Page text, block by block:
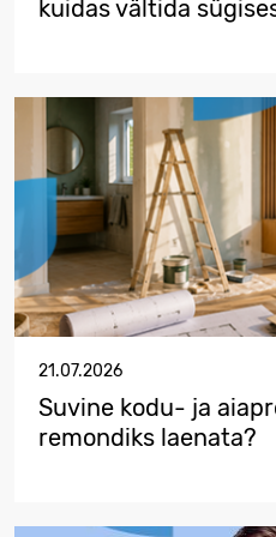
kuidas vältida
21.07.2026
Suvine kodu- ja
remondiks laenata?